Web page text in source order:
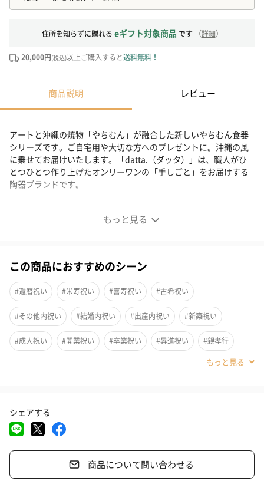
住所を知らずに贈れる eギフト対象商品 です （詳細）
20,000円(税込)以上ご購入すると送料無料！
商品説明 レビュー
もっと見る
アートと沖縄の焼物「やちむん」が融合した新しいやちむん食器
シリーズです。ご自宅用や大切な方へのプレゼントに。沖縄の風
に乗せてお届けいたします。「datta.（ダッタ）」は、職人がひ
とつひとつ作り上げたオンリーワンの「手しごと」をお届けする
陶器ブランドです。
沖縄の海と縁起の良い珊瑚カップ セット
アートと沖縄の焼物「やちむん」が融合した新しいやちむん食器
シリーズです。
沖縄の海を『ぎゅっ』と閉じ込めた珊瑚シリーズの食器です。
この商品におすすめのシーン
#還暦祝い #米寿祝い #喜寿祝い #古希祝い
#その他内祝い #結婚内祝い #出産内祝い #新築祝い
#成人祝い #開業祝い #卒業祝い #昇進祝い #親孝行
#退職祝い
#敬老の日
#母の日 #結婚祝い
#姪 #甥 #女子大学生 #部下女性
シェアする
商品について問い合わせる